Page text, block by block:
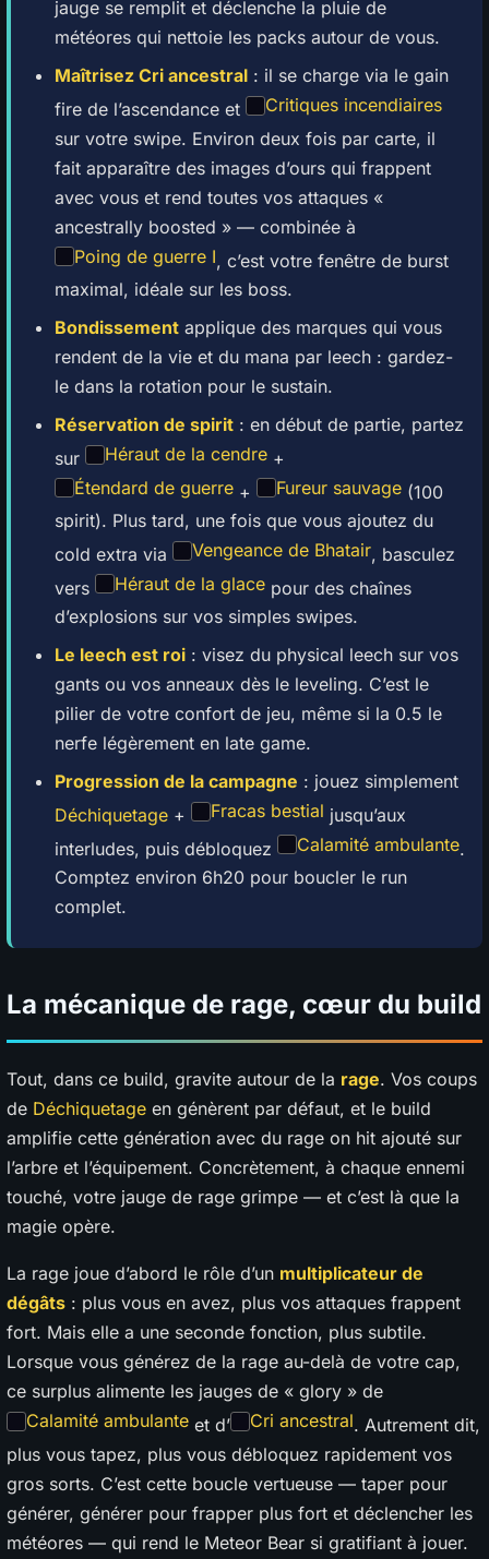
jauge se remplit et déclenche la pluie de
météores qui nettoie les packs autour de vous.
Maîtrisez Cri ancestral : il se charge via le gain
fire de l’ascendance et
Critiques incendiaires
sur votre swipe. Environ deux fois par carte, il
fait apparaître des images d’ours qui frappent
avec vous et rend toutes vos attaques «
ancestrally boosted » — combinée à
Poing de guerre I, c’est votre fenêtre de burst
maximal, idéale sur les boss.
Bondissement applique des marques qui vous
rendent de la vie et du mana par leech : gardez-
le dans la rotation pour le sustain.
Réservation de spirit : en début de partie, partez
sur
Héraut de la cendre +
Étendard de guerre + Fureur sauvage (100
spirit). Plus tard, une fois que vous ajoutez du
cold extra via
Vengeance de Bhatair, basculez
vers
Héraut de la glace pour des chaînes
d’explosions sur vos simples swipes.
Le leech est roi : visez du physical leech sur vos
gants ou vos anneaux dès le leveling. C’est le
pilier de votre confort de jeu, même si la 0.5 le
nerfe légèrement en late game.
Progression de la campagne : jouez simplement
Déchiquetage + Fracas bestial jusqu’aux
interludes, puis débloquez
Calamité ambulante.
Comptez environ 6h20 pour boucler le run
complet.
La mécanique de rage, cœur du build
Tout, dans ce build, gravite autour de la rage. Vos coups
de Déchiquetage en génèrent par défaut, et le build
amplifie cette génération avec du rage on hit ajouté sur
l’arbre et l’équipement. Concrètement, à chaque ennemi
touché, votre jauge de rage grimpe — et c’est là que la
magie opère.
La rage joue d’abord le rôle d’un multiplicateur de
dégâts : plus vous en avez, plus vos attaques frappent
fort. Mais elle a une seconde fonction, plus subtile.
Lorsque vous générez de la rage au-delà de votre cap,
ce surplus alimente les jauges de « glory » de
Calamité ambulante et d’ Cri ancestral. Autrement dit,
plus vous tapez, plus vous débloquez rapidement vos
gros sorts. C’est cette boucle vertueuse — taper pour
générer, générer pour frapper plus fort et déclencher les
météores — qui rend le Meteor Bear si gratifiant à jouer.